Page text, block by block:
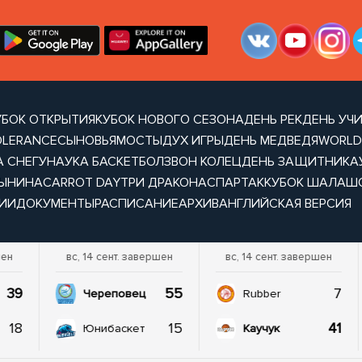
ОТКРЫТИЯКУБОК НОВОГО СЕЗОНАДЕНЬ РЕКДЕНЬ
СЫНОВЬЯМОСТЫДУХ ИГРЫДЕНЬ МЕДВЕДЯ
СНЕГУНАУКА БАСКЕТБОЛЗВОН КОЛЕЦДЕНЬ ЗАЩИТНИКА
CARROT DAYТРИ ДРАКОНАСПАРТАККУБОК
ДОКУМЕНТЫРАСПИСАНИЕАРХИВАНГЛИЙСКАЯ ВЕРСИЯ
39
18
вс, 14 сент. завершен
Череповец 55
Юнибаскет 15
вс, 14 сент. завершен
Rubber 7
Каучук 41